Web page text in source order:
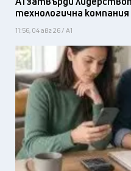
технологична
11:56, 04 авг 26 / А1